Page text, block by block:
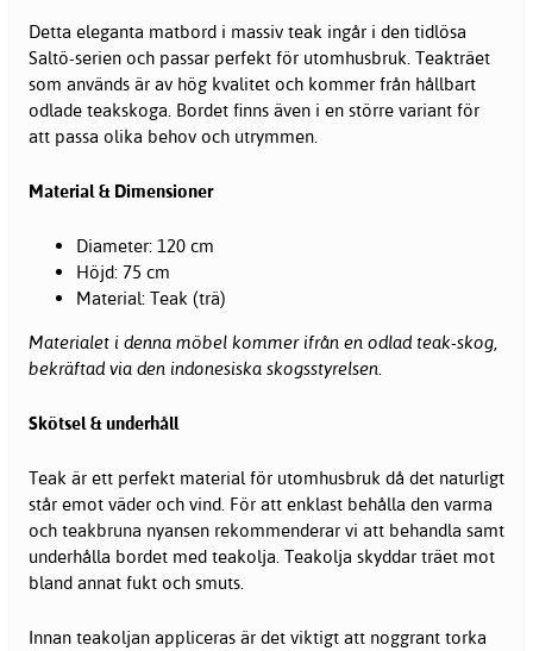
Detta eleganta matbord i massiv teak ingår i den tidlösa
Saltö-serien och passar perfekt för utomhusbruk. Teakträet
som används är av hög kvalitet och kommer från hållbart
odlade teakskoga. Bordet finns även i en större variant för
att passa olika behov och utrymmen.
Material & Dimensioner
Diameter: 120 cm
Höjd: 75 cm
Material: Teak (trä)
Materialet i denna möbel kommer ifrån en odlad teak-skog,
bekräftad via den indonesiska skogsstyrelsen.
Skötsel & underhåll
Teak är ett perfekt material för utomhusbruk då det naturligt
står emot väder och vind. För att enklast behålla den varma
och teakbruna nyansen rekommenderar vi att behandla samt
underhålla bordet med teakolja. Teakolja skyddar träet mot
bland annat fukt och smuts.
Innan teakoljan appliceras är det viktigt att noggrant torka